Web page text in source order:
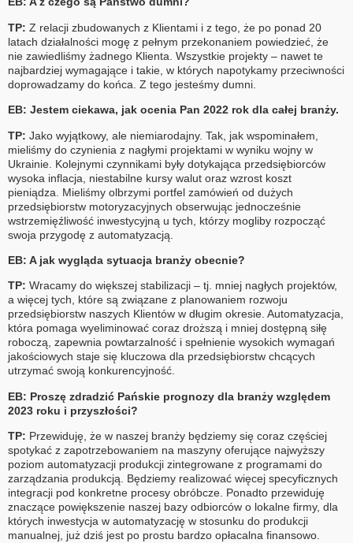
TP: Z relacji zbudowanych z Klientami i z tego, że po ponad 20
latach działalności mogę z pełnym przekonaniem powiedzieć, że
nie zawiedliśmy żadnego Klienta. Wszystkie projekty – nawet te
najbardziej wymagające i takie, w których napotykamy przeciwności
doprowadzamy do końca. Z tego jesteśmy dumni.
EB: Jestem ciekawa, jak ocenia Pan 2022 rok dla całej branży.
TP: Jako wyjątkowy, ale niemiarodajny. Tak, jak wspominałem,
mieliśmy do czynienia z nagłymi projektami w wyniku wojny w
Ukrainie. Kolejnymi czynnikami były dotykająca przedsiębiorców
wysoka inflacja, niestabilne kursy walut oraz wzrost koszt
pieniądza. Mieliśmy olbrzymi portfel zamówień od dużych
przedsiębiorstw motoryzacyjnych obserwując jednocześnie
wstrzemięźliwość inwestycyjną u tych, którzy mogliby rozpocząć
swoja przygodę z automatyzacją.
EB: A jak wygląda sytuacja branży obecnie?
TP: Wracamy do większej stabilizacji – tj. mniej nagłych projektów,
a więcej tych, które są związane z planowaniem rozwoju
przedsiębiorstw naszych Klientów w długim okresie. Automatyzacja,
która pomaga wyeliminować coraz droższą i mniej dostępną siłę
roboczą, zapewnia powtarzalność i spełnienie wysokich wymagań
jakościowych staje się kluczowa dla przedsiębiorstw chcących
utrzymać swoją konkurencyjność.
EB: Proszę zdradzić Pańskie prognozy dla branży względem
2023 roku i przyszłości?
TP: Przewiduję, że w naszej branży będziemy się coraz częściej
spotykać z zapotrzebowaniem na maszyny oferujące najwyższy
poziom automatyzacji produkcji zintegrowane z programami do
zarządzania produkcją. Będziemy realizować więcej specyficznych
integracji pod konkretne procesy obróbcze. Ponadto przewiduję
znaczące powiększenie naszej bazy odbiorców o lokalne firmy, dla
których inwestycja w automatyzację w stosunku do produkcji
manualnej, już dziś jest po prostu bardzo opłacalna finansowo.